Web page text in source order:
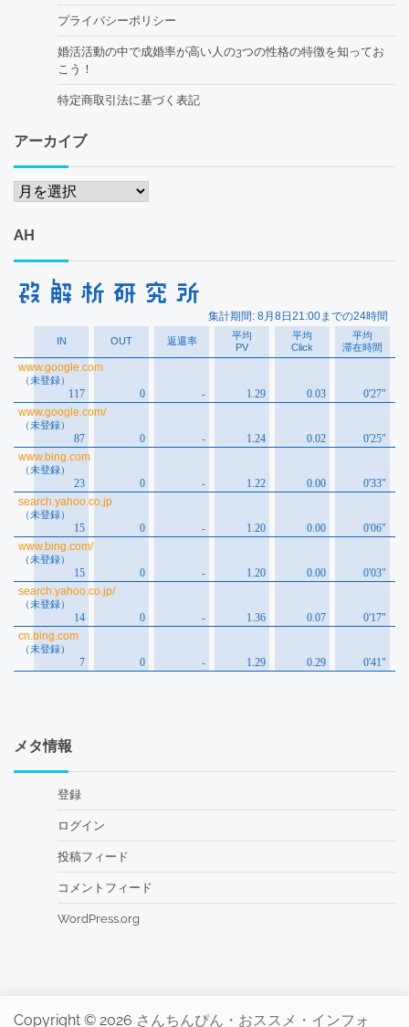
プライバシーポリシー
婚活活動の中で成婚率が高い人の3つの性格の特徴を知ってお
こう！
特定商取引法に基づく表記
アーカイブ
ア
カ
イ
AH
メタ情報
登録
ログイン
投稿フィード
コメントフィード
WordPress.org
Copyright © 2026 さんちんぴん・おススメ・インフォ